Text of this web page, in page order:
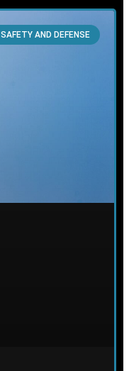
SAFETY AND DEFENSE